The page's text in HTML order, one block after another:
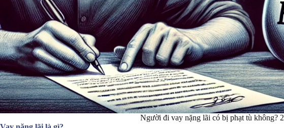
Người đi vay nặng lãi có bị phạt tù không? 2